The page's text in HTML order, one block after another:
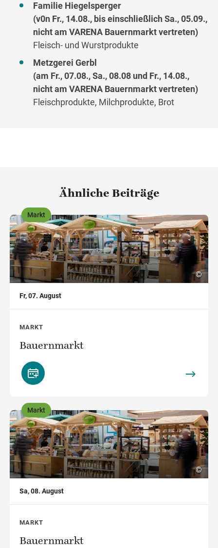
Familie Hiegelsperger
(v0n Fr., 14.08., bis einschließlich Sa., 05.09.,
nicht am VARENA Bauernmarkt vertreten)
Fleisch- und Wurstprodukte
Metzgerei Gerbl
(am Fr., 07.08., Sa., 08.08 und Fr., 14.08.,
nicht am VARENA Bauernmarkt vertreten)
Fleischprodukte, Milchprodukte, Brot
Ähnliche Beiträge
,
©
Markt
Fr, 07. August
MARKT
Bauernmarkt
,
©
Markt
Sa, 08. August
MARKT
Bauernmarkt